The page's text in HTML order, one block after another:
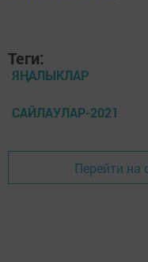
Теги:
ЯҢАЛЫКЛАР
САЙЛАУЛАР-2021
Перейти на